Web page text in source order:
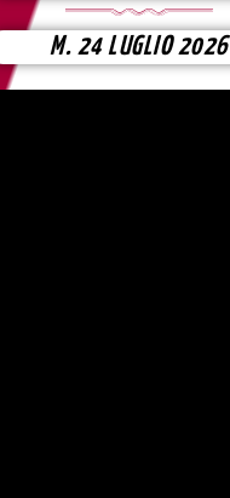
M. 24 LUGLIO 2026